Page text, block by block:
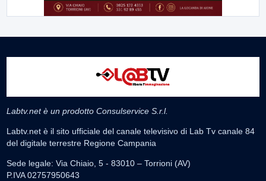
Labtv.net è un prodotto Consulservice S.r.l.
Labtv.net è il sito ufficiale del canale televisivo di Lab Tv canale 84
del digitale terrestre Regione Campania
Sede legale: Via Chiaio, 5 - 83010 – Torrioni (AV)
P.IVA 02757950643